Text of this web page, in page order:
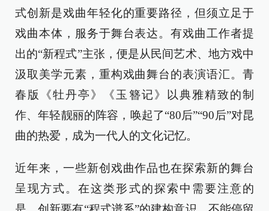
式创新是戏曲年轻化的重要路径，但须立足于
戏曲本体，服务于舞台表达。有戏曲工作者提
出的“新程式”主张，便是从民间艺术、地方戏中
汲取美学元素，重构戏曲舞台的表演语汇。青
春版《牡丹亭》《玉簪记》以典雅精致的制
作、年轻靓丽的阵容，唤起了“80后”“90后”对昆
曲的热爱，成为一代人的文化记忆。
近年来，一些新创戏曲作品也在探索新的舞台
呈现方式。在这类形式的探索中需要注意的